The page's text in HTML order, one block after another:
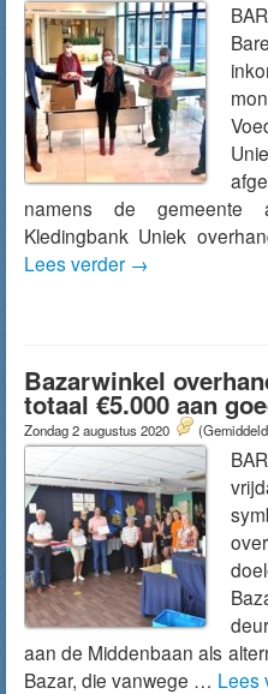
namens de gemeente
Kledingbank Uniek
Lees verder →
Bazarwinkel
totaal €5.000 aan
Zondag 2 augustus 2020
aan de Middenbaan als
Bazar, die vanwege … Lees